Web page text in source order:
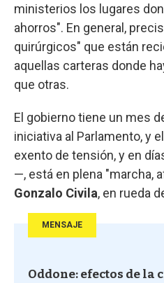
ministerios los lugares
ahorros". En general,
quirúrgicos" que están
aquellas carteras donde
que otras.
El gobierno tiene un mes
iniciativa al Parlamento, y
exento de tensión, y en
—, está en plena "marcha,
Gonzalo Civila, en rueda
MENSAJE
Oddone: efectos de